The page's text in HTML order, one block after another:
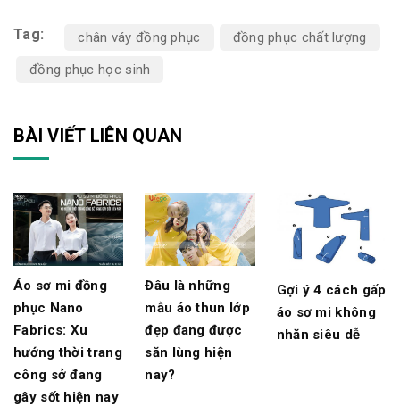
Tag: chân váy đồng phục
đồng phục chất lượng
đồng phục học sinh
BÀI VIẾT LIÊN QUAN
Áo sơ mi đồng
phục Nano
Fabrics: Xu
hướng thời trang
công sở đang
gây sốt hiện nay
Đâu là những
mẫu áo thun lớp
đẹp đang được
săn lùng hiện
nay?
Gợi ý 4 cách gấp
áo sơ mi không
nhăn siêu dễ